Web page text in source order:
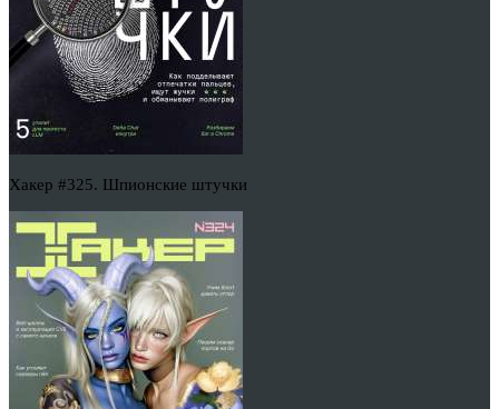
Хакер #325. Шпионские штучки